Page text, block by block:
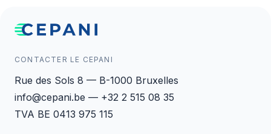
CONTACTER LE CEPANI
Rue des Sols 8 — B-1000 Bruxelles
info@cepani.be — +32 2 515 08 35
TVA BE 0413 975 115